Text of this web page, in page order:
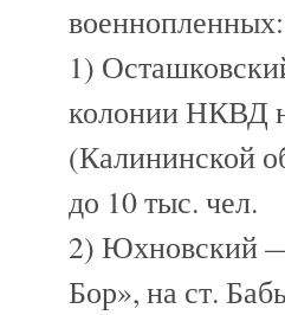
военнопленных:
1)
колонии НКВД
(Калининской
до 10 тыс. чел.
2) Юхновский
Бор», на ст.